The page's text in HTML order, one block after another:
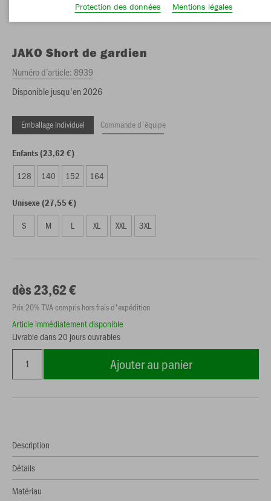
JAKO Short de gardien
Numéro d’article:8939
Disponible jusqu'en 2026
Emballage Individuel Commande d'équipe
Enfants (23,62 €)
128 140 152 164
Unisexe (27,55 €)
S M L XL XXL 3XL
dès 23,62 €
Prix 20% TVA compris hors frais d'expédition
Article immédiatement disponible
Livrable dans 20 jours ouvrables
Ajouter au panier
Description
Détails
Matériau
Protection des données
Mentions légales